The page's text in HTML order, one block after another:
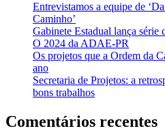
Entrevistamos a equipe de
Caminho’
Gabinete Estadual lança série
O 2024 da ADAE-PR
Os projetos que a Ordem da
ano
Secretaria de Projetos: a
bons trabalhos
Comentários recentes